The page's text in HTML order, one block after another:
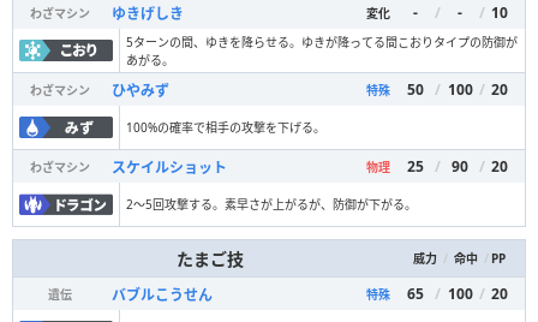
わざマシン ゆきげしき 変化 - / - / 10
5ターンの間、ゆきを降らせる。ゆきが降ってる間こおりタイプの防御が
あがる。
わざマシン
ひやみず 特殊 50 / 100 / 20
100%の確率で相手の攻撃を下げる。
わざマシン スケイルショット 物理 25 / 90 / 20
2〜5回攻撃する。素早さが上がるが、防御が下がる。
たまご技 威力 / 命中 / PP
遺伝 バブルこうせん 特殊 65 / 100 / 20